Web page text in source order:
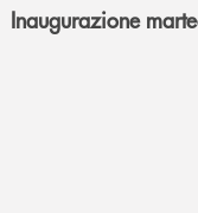
Inaugurazione